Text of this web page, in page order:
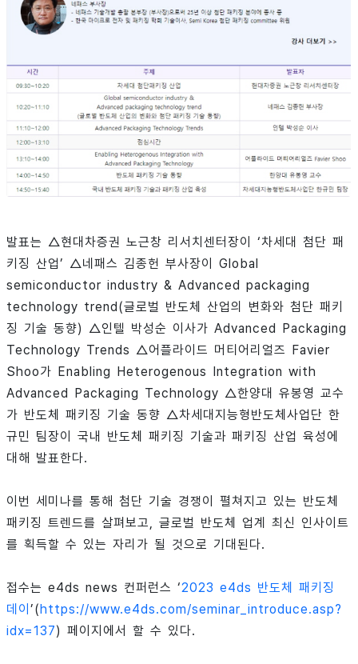
발표는 △현대차증권 노근창 리서치센터장이 ‘차세대 첨단 패
키징 산업’ △네패스 김종헌 부사장이 Global
semiconductor industry & Advanced packaging
technology trend(글로벌 반도체 산업의 변화와 첨단 패키
징 기술 동향) △인텔 박성순 이사가 Advanced Packaging
Technology Trends △어플라이드 머티어리얼즈 Favier
Shoo가 Enabling Heterogenous Integration with
Advanced Packaging Technology △한양대 유봉영 교수
가 반도체 패키징 기술 동향 △차세대지능형반도체사업단 한
규민 팀장이 국내 반도체 패키징 기술과 패키징 산업 육성에
대해 발표한다.
이번 세미나를 통해 첨단 기술 경쟁이 펼쳐지고 있는 반도체
패키징 트렌드를 살펴보고, 글로벌 반도체 업계 최신 인사이트
를 획득할 수 있는 자리가 될 것으로 기대된다.
접수는 e4ds news 컨퍼런스 ‘2023 e4ds 반도체 패키징
데이 ’(https://www.e4ds.com/seminar_introduce.asp?
idx=137) 페이지에서 할 수 있다.